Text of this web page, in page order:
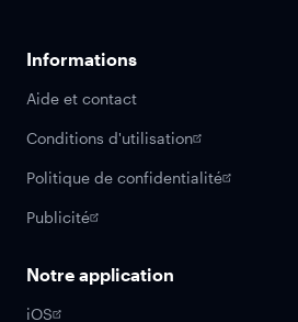
Informations
Aide et contact
Conditions d'utilisation
Politique de confidentialité
Publicité
Notre application
iOS